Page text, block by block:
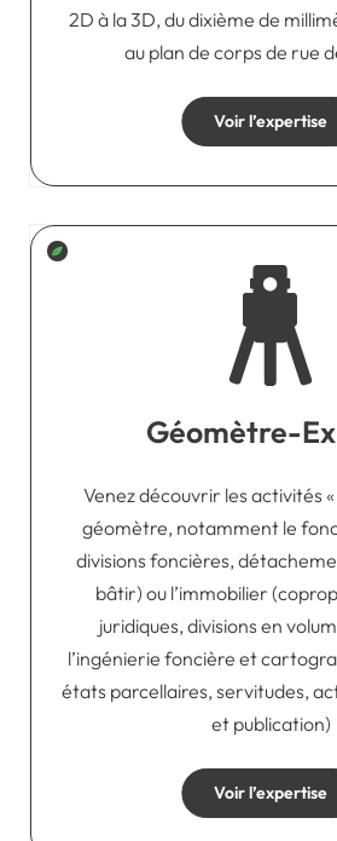
2D à la 3D, du dixième de
au plan de corps de rue
Voir l’expertise
Géomètre-
Venez découvrir les activités «
géomètre, notamment le
divisions foncières,
bâtir) ou l’immobilier
juridiques, divisions en
l’ingénierie foncière et
états parcellaires, servitudes,
et publication)
Voir l’expertise